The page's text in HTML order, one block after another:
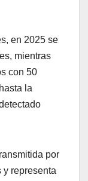
en 2025 se
mientras
con 50
la
por
y representa